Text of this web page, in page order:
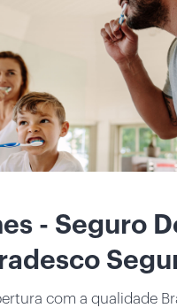
- Seguro
com a qualidade